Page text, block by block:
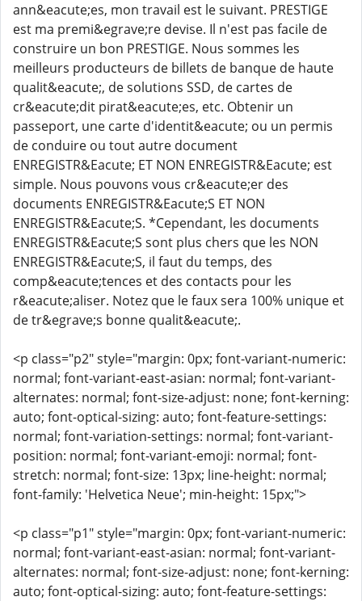
ann&eacute;es, mon travail est le suivant. PRESTIGE
est ma premi&egrave;re devise. Il n'est pas facile de
construire un bon PRESTIGE. Nous sommes les
meilleurs producteurs de billets de banque de haute
qualit&eacute;, de solutions SSD, de cartes de
cr&eacute;dit pirat&eacute;es, etc. Obtenir un
passeport, une carte d'identit&eacute; ou un permis
de conduire ou tout autre document
ENREGISTR&Eacute; ET NON ENREGISTR&Eacute; est
simple. Nous pouvons vous cr&eacute;er des
documents ENREGISTR&Eacute;S ET NON
ENREGISTR&Eacute;S. *Cependant, les documents
ENREGISTR&Eacute;S sont plus chers que les NON
ENREGISTR&Eacute;S, il faut du temps, des
comp&eacute;tences et des contacts pour les
r&eacute;aliser. Notez que le faux sera 100% unique et
de tr&egrave;s bonne qualit&eacute;.
<p class="p2" style="margin: 0px; font-variant-numeric:
normal; font-variant-east-asian: normal; font-variant-
alternates: normal; font-size-adjust: none; font-kerning:
auto; font-optical-sizing: auto; font-feature-settings:
normal; font-variation-settings: normal; font-variant-
position: normal; font-variant-emoji: normal; font-
stretch: normal; font-size: 13px; line-height: normal;
font-family: 'Helvetica Neue'; min-height: 15px;">
<p class="p1" style="margin: 0px; font-variant-numeric:
normal; font-variant-east-asian: normal; font-variant-
alternates: normal; font-size-adjust: none; font-kerning:
auto; font-optical-sizing: auto; font-feature-settings: